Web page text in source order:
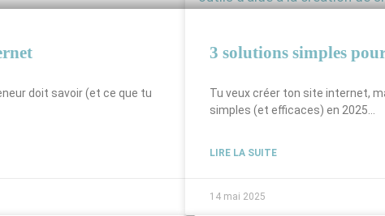
doit savoir (et ce que tu
3 solutions simples
Tu veux créer ton site internet,
simples (et efficaces) en 2025…
LIRE LA SUITE
14 mai 2025